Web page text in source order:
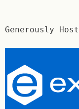
Generously